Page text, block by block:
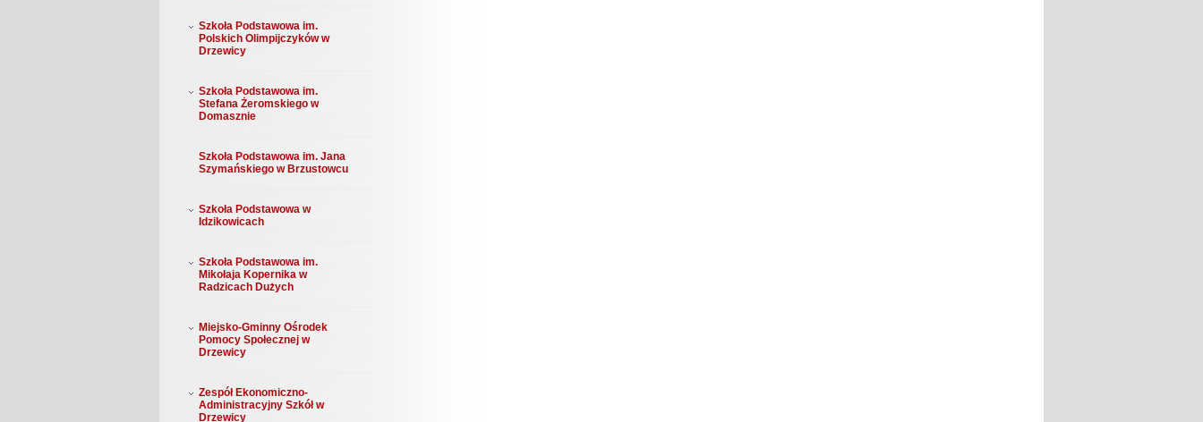
Szkoła Podstawowa im.
Polskich Olimpijczyków w
Drzewicy
Szkoła Podstawowa im.
Stefana Żeromskiego w
Domasznie
Szkoła Podstawowa im. Jana
Szymańskiego w Brzustowcu
Szkoła Podstawowa w
Idzikowicach
Szkoła Podstawowa im.
Mikołaja Kopernika w
Radzicach Dużych
Miejsko-Gminny Ośrodek
Pomocy Społecznej w
Drzewicy
Zespół Ekonomiczno-
Administracyjny Szkół w
Drzewicy